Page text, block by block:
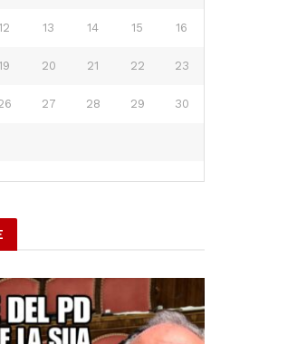
13 14 15 16
19 20 21 22 23
27 28 29 30